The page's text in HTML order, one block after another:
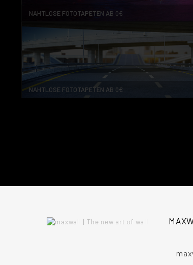
NAHTLOSE FOTOTAPETEN AB 0€
NAHTLOSE FOTOTAPETEN AB 0€